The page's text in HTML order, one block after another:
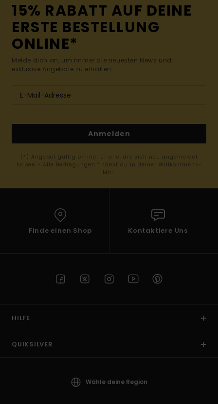
15% RABATT AUF DEINE
ERSTE BESTELLUNG
ONLINE*
Melde dich an, um immer die neuesten News und
exklusive Angebote zu erhalten.
Anmelden
(*) Angebot gültig online für alle, die sich neu angemeldet
haben - Alle Bedingungen findest du in deiner Willkommens-
Mail
Finde einen Shop Kontaktiere Uns
HILFE
QUIKSILVER
Wähle deine Region